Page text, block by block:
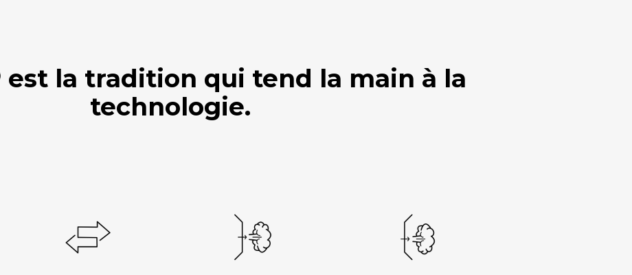
est la tradition qui tend la main à la
technologie.